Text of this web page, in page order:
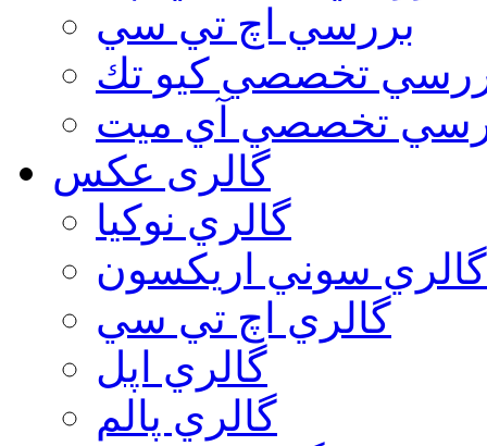
بررسي اچ تي سي
تخصصي كيو تك
تخصصي آي ميت
گالری عکس
گالري نوكيا
گالري سوني اريكسون
گالري اچ تي سي
گالري اپل
گالري پالم